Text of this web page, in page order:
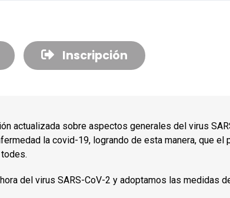
Inscripción
actualizada sobre aspectos generales del virus
la covid-19, logrando de esta manera, que
del virus SARS-CoV-2 y adoptamos las medidas